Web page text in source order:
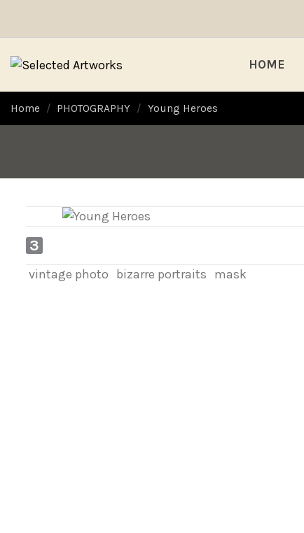
HOME
Home PHOTOGRAPHY Young Heroes
3
vintage photo bizarre portraits mask